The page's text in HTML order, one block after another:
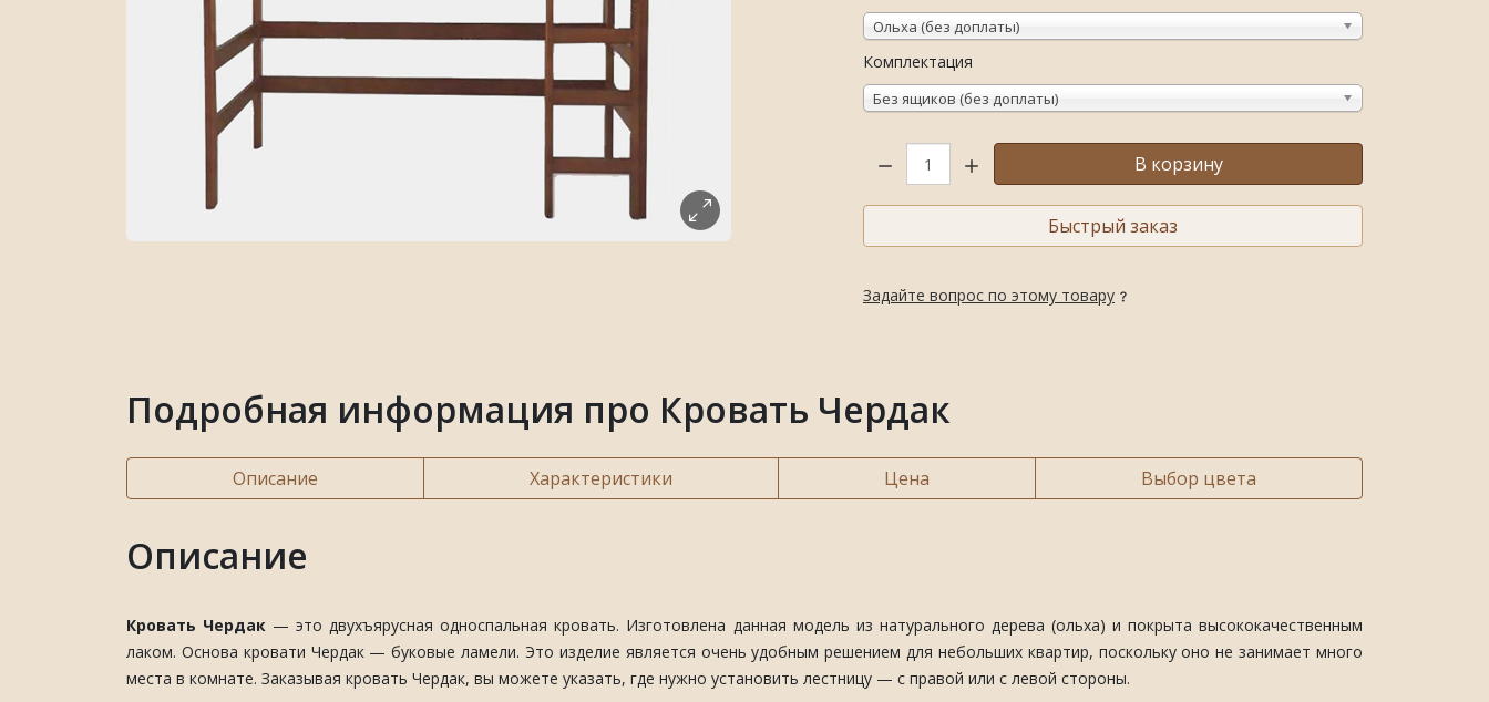
Ольха (без доплаты)
Комплектация
Без ящиков (без доплаты)
В корзину
Быстрый заказ
Задайте вопрос по этому товару
Подробная информация про Кровать Чердак
Описание Характеристики Цена Выбор цвета
Описание
Кровать Чердак — это двухъярусная односпальная кровать. Изготовлена данная модель из натурального дерева (ольха) и покрыта высококачественным
лаком. Основа кровати Чердак — буковые ламели. Это изделие является очень удобным решением для небольших квартир, поскольку оно не занимает много
места в комнате. Заказывая кровать Чердак, вы можете указать, где нужно установить лестницу — с правой или с левой стороны.